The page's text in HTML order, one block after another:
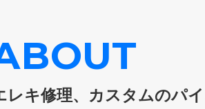
レキ修理、カスタムのパ